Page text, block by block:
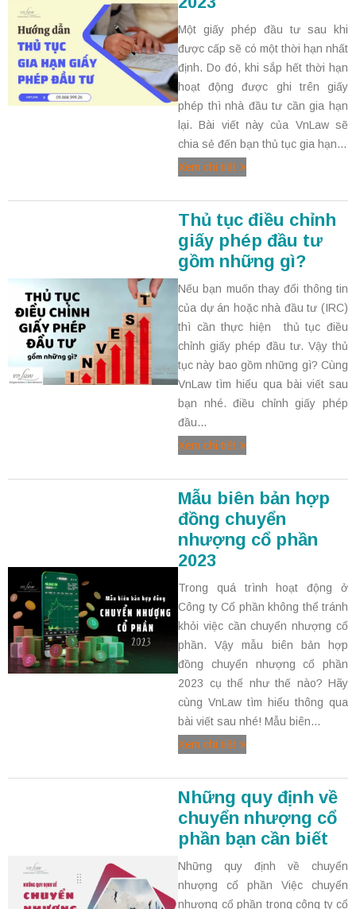
Một giấy phép đầu tư sau khi
được cấp sẽ có một thời hạn nhất
định. Do đó, khi sắp hết thời hạn
hoạt động được ghi trên giấy
phép thì nhà đầu tư cần gia hạn
lại. Bài viết này của VnLaw sẽ
chia sẻ đến bạn thủ tục gia hạn...
Xem chi tiết
Thủ tục điều chỉnh
giấy phép đầu tư
gồm những gì?
Nếu bạn muốn thay đổi thông tin
của dự án hoặc nhà đầu tư (IRC)
thì cần thực hiện thủ tục điều
chỉnh giấy phép đầu tư. Vậy thủ
tục này bao gồm những gì? Cùng
VnLaw tìm hiểu qua bài viết sau
bạn nhé. điều chỉnh giấy phép
đầu...
Xem chi tiết
Mẫu biên bản hợp
đồng chuyển
nhượng cổ phần
2023
Trong quá trình hoạt động ở
Công ty Cổ phần không thể tránh
khỏi việc cần chuyển nhượng cổ
phần. Vậy mẫu biên bản hợp
đồng chuyển nhượng cổ phần
2023 cụ thể như thế nào? Hãy
cùng VnLaw tìm hiểu thông qua
bài viết sau nhé! Mẫu biên...
Xem chi tiết
Những quy định về
chuyển nhượng cổ
phần bạn cần biết
Những quy định về chuyển
nhượng cổ phần Việc chuyển
nhượng cổ phần trong công ty cổ